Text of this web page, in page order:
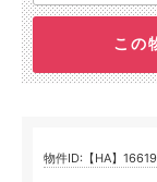
この
物件ID:【HA】16619